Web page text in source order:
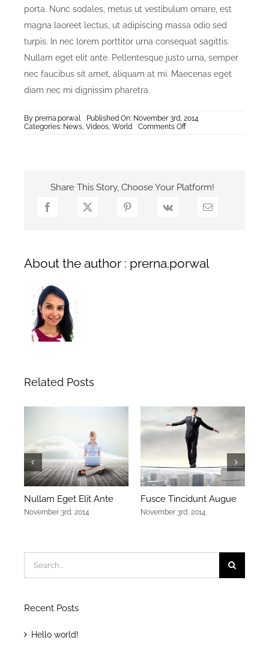
porta. Nunc sodales, metus ut vestibulum ornare, est
magna laoreet lectus, ut adipiscing massa odio sed
turpis. In nec lorem porttitor urna consequat sagittis.
Nullam eget elit ante. Pellentesque justo urna, semper
nec faucibus sit amet, aliquam at mi. Maecenas eget
diam nec mi dignissim pharetra.
By prerna.porwal
Published On: November 3rd, 2014
Categories: News, Videos, World Comments Offon
Share This Story, Choose Your Platform!
About the author : prerna.porwal
Related Posts
Nullam Eget Elit Ante
November 3rd, 2014
Fusce Tincidunt Augue
November 3rd, 2014
for:
Recent Posts
Hello world!